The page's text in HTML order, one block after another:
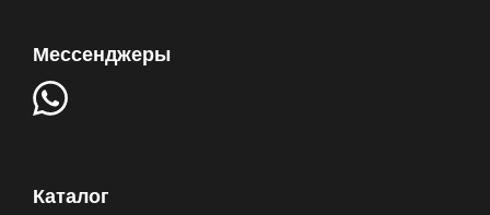
Мессенджеры
Каталог